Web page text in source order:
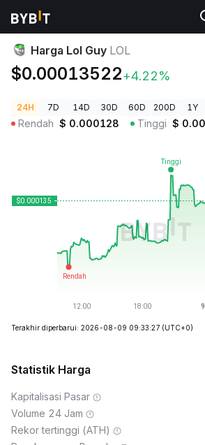
Harga Kripto
Harga Lol Guy LOL
$0.00013522+4.22%
24H 7D 14D 30D 60D 200D 1Y
Rendah $ 0.000128 Tinggi $
Terakhir diperbarui: 2026-08-09 09:33:27 (UTC+0)
Statistik Harga
Kapitalisasi Pasar
Volume 24 Jam
Rekor tertinggi (ATH)